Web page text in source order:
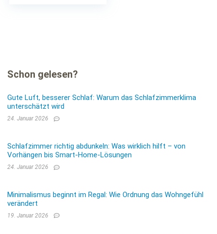
Schon gelesen?
Gute Luft, besserer Schlaf: Warum das Schlafzimmerklima
unterschätzt wird
24. Januar 2026
Schlafzimmer richtig abdunkeln: Was wirklich hilft – von
Vorhängen bis Smart-Home-Lösungen
24. Januar 2026
Minimalismus beginnt im Regal: Wie Ordnung das Wohngefühl
verändert
19. Januar 2026